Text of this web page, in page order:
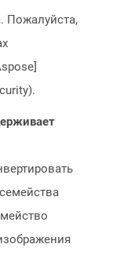
Пожалуйста,